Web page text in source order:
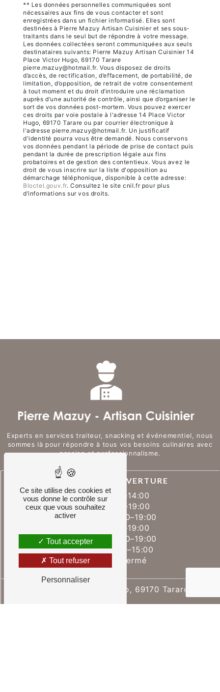
** Les données personnelles communiquées sont
nécessaires aux fins de vous contacter et sont
enregistrées dans un fichier informatisé. Elles sont
destinées à Pierre Mazuy Artisan Cuisinier et ses sous-
traitants dans le seul but de répondre à votre message.
Les données collectées seront communiquées aux seuls
destinataires suivants: Pierre Mazuy Artisan Cuisinier 14
Place Victor Hugo, 69170 Tarare
pierre.mazuy@hotmail.fr. Vous disposez de droits
d’accès, de rectification, d’effacement, de portabilité, de
limitation, d’opposition, de retrait de votre consentement
à tout moment et du droit d’introduire une réclamation
auprès d’une autorité de contrôle, ainsi que d’organiser le
sort de vos données post-mortem. Vous pouvez exercer
ces droits par voie postale à l'adresse 14 Place Victor
Hugo, 69170 Tarare ou par courrier électronique à
l'adresse pierre.mazuy@hotmail.fr. Un justificatif
d'identité pourra vous être demandé. Nous conservons
vos données pendant la période de prise de contact puis
pendant la durée de prescription légale aux fins
probatoires et de gestion des contentieux. Vous avez le
droit de vous inscrire sur la liste d'opposition au
démarchage téléphonique, disponible à cette adresse:
Bloctel.gouv.fr. Consultez le site cnil.fr pour plus
d’informations sur vos droits.
Experts en services traiteur, snacking et événementiel, nous
sommes là pour répondre à tous vos besoins culinaires avec
passion et professionnalisme.
HORAIRES D'OUVERTURE
Lundi : 07:00–14:00
Mardi : 07:00–19:00
Mercredi : 07:00–19:00
Jeudi : 07:00–19:00
Vendredi : 07:00–19:00
Samedi : 07:00–15:00
Dimanche : Fermé
14 Place Victor Hugo, 69170 Tarare
Ce site utilise des cookies et
vous donne le contrôle sur
ceux que vous souhaitez
activer
Tout accepter
Tout refuser
Personnaliser